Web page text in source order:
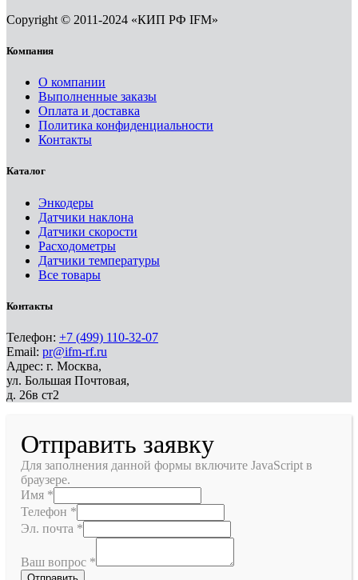
Copyright © 2011-2024 «КИП РФ IFM»
Компания
О компании
Выполненные заказы
Оплата и доставка
Политика конфиденциальности
Контакты
Каталог
Энкодеры
Датчики наклона
Датчики скорости
Расходометры
Датчики температуры
Все товары
Контакты
Телефон: +7 (499) 110-32-07
Email: pr@ifm-rf.ru
Адрес: г. Москва,
ул. Большая Почтовая,
д. 26в ст2
Отправить заявку
Для заполнения данной формы включите JavaScript в
браузере.
Имя *
Телефон *
Эл. почта *
Ваш вопрос *